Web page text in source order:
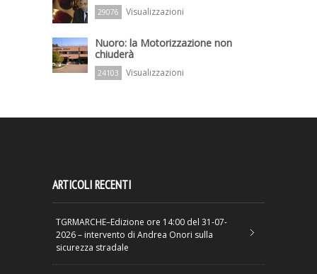
29076 Visualizzazioni
Nuoro: la Motorizzazione non
chiuderà
24103 Visualizzazioni
ARTICOLI RECENTI
TGRMARCHE–Edizione ore 14:00 del 31-07-
2026 – intervento di Andrea Onori sulla
sicurezza stradale